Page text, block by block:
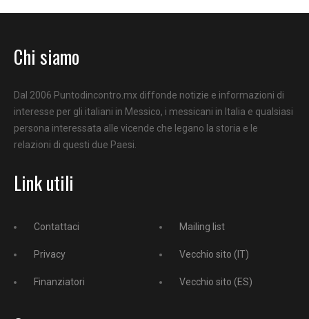
Chi siamo
Dal 2006 Puntodincontro.mx diffonde notizie e informazioni di
interesse per gli italiani in Messico, i messicani in Italia e qualsiasi
persona interessata alle vicende che legano la storia e le
relazioni di questi due Paesi.
Link utili
Contattaci
Privacy
Finanziatori
Mailing list
Vecchio sito (IT)
Vecchio sito (ES)